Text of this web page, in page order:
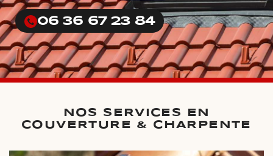
06 36 67 23 84
NOS SERVICES EN
COUVERTURE & CHARPENTE